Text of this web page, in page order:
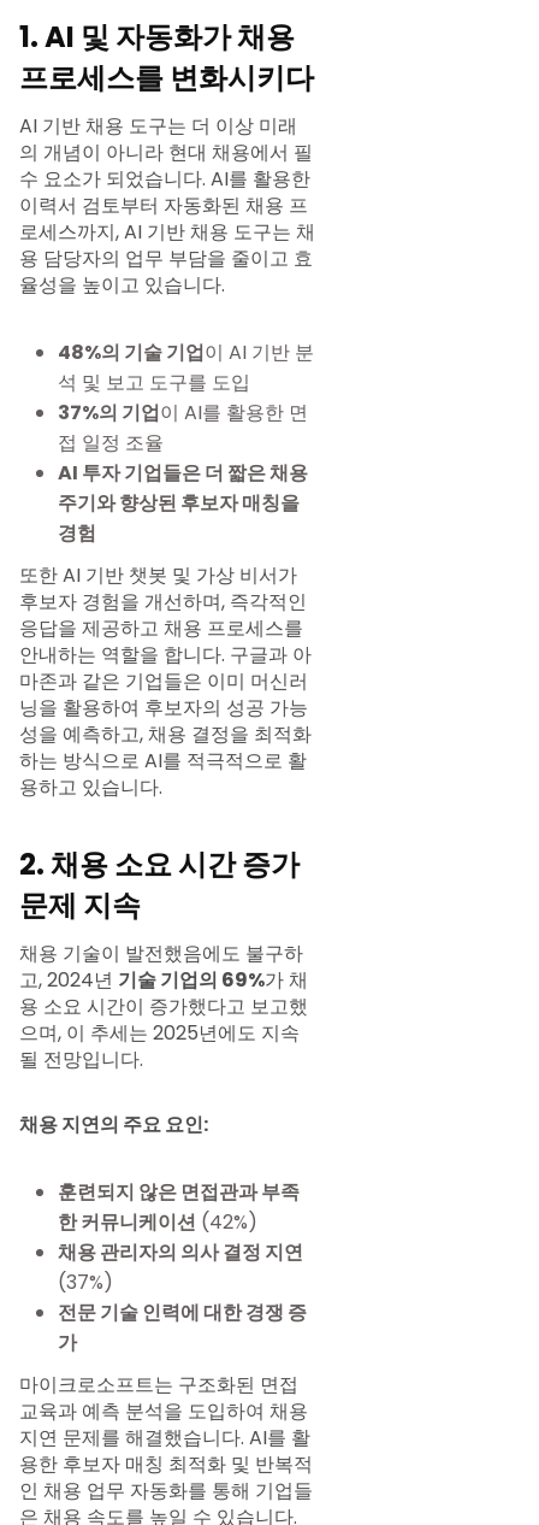
1. AI 및 자동화가 채용
프로세스를 변화시키다
AI 기반 채용 도구는 더 이상 미래
의 개념이 아니라 현대 채용에서 필
수 요소가 되었습니다. AI를 활용한
이력서 검토부터 자동화된 채용 프
로세스까지, AI 기반 채용 도구는 채
용 담당자의 업무 부담을 줄이고 효
율성을 높이고 있습니다.
48%의 기술 기업이 AI 기반 분
석 및 보고 도구를 도입
37%의 기업이 AI를 활용한 면
접 일정 조율
AI 투자 기업들은 더 짧은 채용
주기와 향상된 후보자 매칭을
경험
또한 AI 기반 챗봇 및 가상 비서가
후보자 경험을 개선하며, 즉각적인
응답을 제공하고 채용 프로세스를
안내하는 역할을 합니다. 구글과 아
마존과 같은 기업들은 이미 머신러
닝을 활용하여 후보자의 성공 가능
성을 예측하고, 채용 결정을 최적화
하는 방식으로 AI를 적극적으로 활
용하고 있습니다.
2. 채용 소요 시간 증가
문제 지속
채용 기술이 발전했음에도 불구하
고, 2024년 기술 기업의 69%가 채
용 소요 시간이 증가했다고 보고했
으며, 이 추세는 2025년에도 지속
될 전망입니다.
채용 지연의 주요 요인:
훈련되지 않은 면접관과 부족
한 커뮤니케이션 (42%)
채용 관리자의 의사 결정 지연
(37%)
전문 기술 인력에 대한 경쟁 증
가
마이크로소프트는 구조화된 면접
교육과 예측 분석을 도입하여 채용
지연 문제를 해결했습니다. AI를 활
용한 후보자 매칭 최적화 및 반복적
인 채용 업무 자동화를 통해 기업들
은 채용 속도를 높일 수 있습니다.